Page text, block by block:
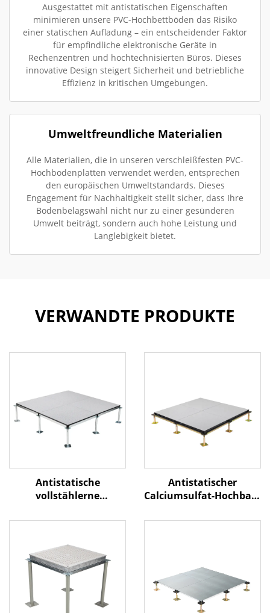
Ausgestattet mit antistatischen Eigenschaften
minimieren unsere PVC-Hochbettböden das Risiko
einer statischen Aufladung – ein entscheidender Faktor
für empfindliche elektronische Geräte in
Rechenzentren und hochtechnisierten Büros. Dieses
innovative Design steigert Sicherheit und betriebliche
Effizienz in kritischen Umgebungen.
Umweltfreundliche Materialien
Alle Materialien, die in unseren verschleißfesten PVC-
Hochbodenplatten verwendet werden, entsprechen
den europäischen Umweltstandards. Dieses
Engagement für Nachhaltigkeit stellt sicher, dass Ihre
Bodenbelagswahl nicht nur zu einer gesünderen
Umwelt beiträgt, sondern auch hohe Leistung und
Langlebigkeit bietet.
VERWANDTE PRODUKTE
Antistatische
vollstählerne
Keramikoberfläche
Antistatischer
Calciumsulfat-Hochbau-
Oberfläche